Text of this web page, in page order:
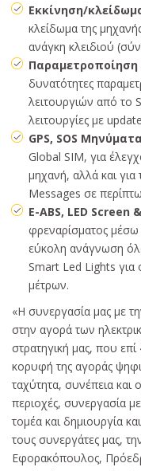
Εκκίνηση/
κλείδωμα της
ανάγκη κλειδιού
δυνατότητες
λειτουργιών από το
λειτουργίες με
GPS, SOS
Global SIM, για
μηχανή, αλλά και για
Messages σε
Ε-ABS, LED Screen
φρεναρίσματος
εύκολη ανάγνωση
Smart Led Lights για
μέτρων.
«Η συνεργασία μας με
στην αγορά των
στρατηγική μας, που επί
κορυφή της αγοράς
ταχύτητα, συνέπεια
περιοχές, συνεργασία
τομέα και δημιουργία
τους συνεργάτες μας,
Εφορακόπουλος,